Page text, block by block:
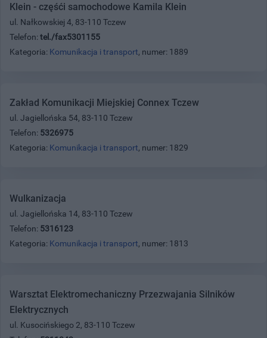
Klein - częśći samochodowe Kamila Klein
ul. Nałkowskiej 4, 83-110 Tczew
Telefon: tel./fax5301155
Kategoria: Komunikacja i transport, numer: 1889
Zakład Komunikacji Miejskiej Connex Tczew
ul. Jagiellońska 54, 83-110 Tczew
Telefon: 5326975
Kategoria: Komunikacja i transport, numer: 1829
Wulkanizacja
ul. Jagiellońska 14, 83-110 Tczew
Telefon: 5316123
Kategoria: Komunikacja i transport, numer: 1813
Warsztat Elektromechaniczny Przezwajania Silników
Elektrycznych
ul. Kusocińskiego 2, 83-110 Tczew